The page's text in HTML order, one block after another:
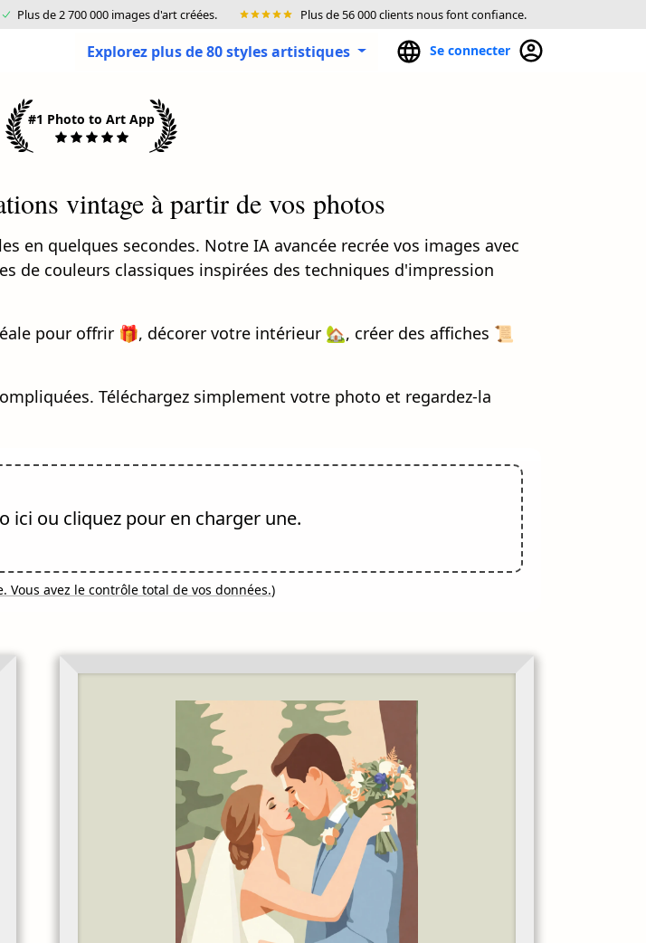
Plus de 2 700 000 images d'art créées. Plus de 56 000 clients nous font confiance.
Se connecter
Explorez plus de 80 styles artistiques
#1 Photo to Art App
vintage à partir de vos photos
en quelques secondes. Notre IA avancée recrée vos images avec
de couleurs classiques inspirées des techniques d'impression
pour offrir 🎁, décorer votre intérieur 🏡, créer des affiches 📜
Téléchargez simplement votre photo et regardez-la
ici ou cliquez pour en charger une.
Vous avez le contrôle total de vos données.)